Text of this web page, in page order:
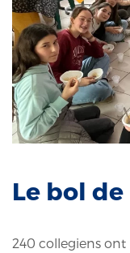
Le bol
240 collegiens